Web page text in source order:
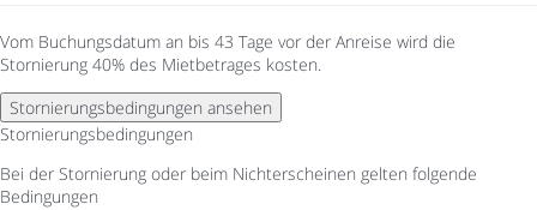
Vom Buchungsdatum an bis 43 Tage vor der Anreise wird die
Stornierung 40% des Mietbetrages kosten.
Stornierungsbedingungen ansehen
Stornierungsbedingungen
Bei der Stornierung oder beim Nichterscheinen gelten folgende
Bedingungen